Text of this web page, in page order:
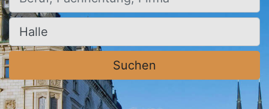
Ort, Stadt
Suchen